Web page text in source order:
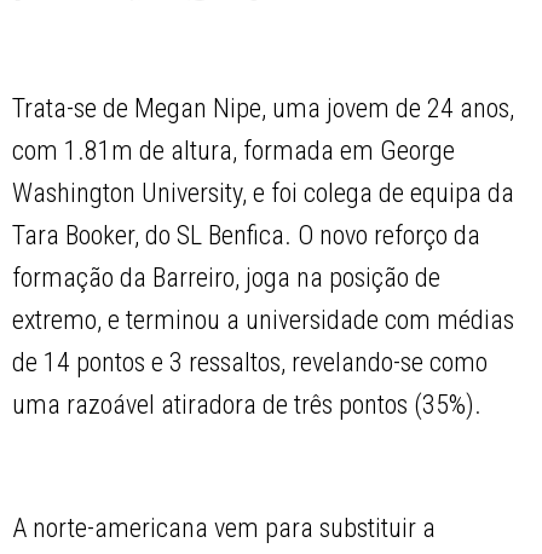
Trata-se de Megan Nipe, uma jovem de 24 anos,
com 1.81m de altura, formada em George
Washington University, e foi colega de equipa da
Tara Booker, do SL Benfica. O novo reforço da
formação da Barreiro, joga na posição de
extremo, e terminou a universidade com médias
de 14 pontos e 3 ressaltos, revelando-se como
uma razoável atiradora de três pontos (35%).
A norte-americana vem para substituir a